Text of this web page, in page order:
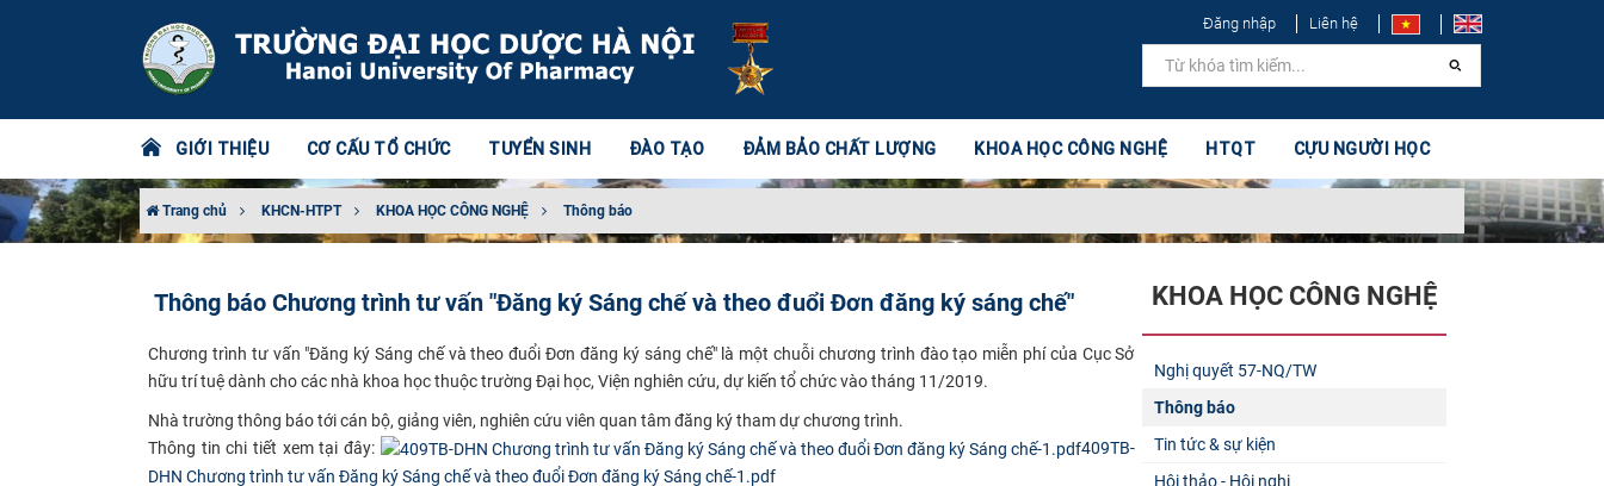
Đăng nhập Liên hệ
GIỚI THIỆU CƠ CẤU TỔ CHỨC TUYỂN SINH ĐÀO TẠO ĐẢM BẢO CHẤT LƯỢNG KHOA HỌC CÔNG NGHỆ HTQT CỰU NGƯỜI HỌC
Trang chủ KHCN-HTPT KHOA HỌC CÔNG NGHỆ Thông báo
Thông báo Chương trình tư vấn "Đăng ký Sáng chế và theo đuổi Đơn đăng ký sáng chế"
​Chương trình tư vấn "Đăng ký Sáng chế và theo đuổi Đơn đăng ký sáng chế" là một chuỗi chương trình đào tạo miễn phí của Cục Sở
hữu trí tuệ dành cho các nhà khoa học thuộc trường Đại học, Viện nghiên cứu, dự kiến tổ chức vào tháng 11/2019.
​Nhà trường thông báo tới cán bộ, giảng viên, nghiên cứu viên quan tâm đăng ký tham dự chương trình.
Thông tin chi tiết xem tại đây:
409TB-
DHN Chương trình tư vấn Đăng ký Sáng chế và theo đuổi Đơn đăng ký Sáng chế-1.pdf
KHOA HỌC CÔNG NGHỆ
Nghị quyết 57-NQ/TW
Thông báo
Tin tức & sự kiện
Hội thảo - Hội nghị